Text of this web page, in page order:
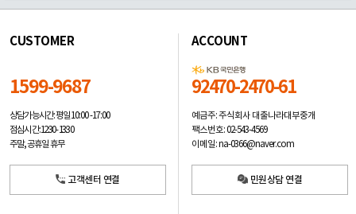
CUSTOMER
1599-9687
상담가능시간: 평일10:00 -17:00
점심시간: 12:30 - 13:30
주말, 공휴일 휴무
고객센터 연결
ACCOUNT
92470-2470-61
예금주: 주식회사 대출나라대부중개
팩스번호: 02-543-4569
이메일: na-0366@naver.com
민원상담 연결